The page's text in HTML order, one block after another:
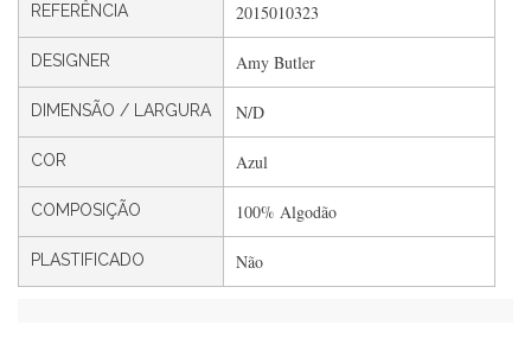
REFERÊNCIA 2015010323
DESIGNER Amy Butler
DIMENSÃO / LARGURA N/D
COR Azul
COMPOSIÇÃO 100% Algodão
PLASTIFICADO Não
Gostei ,Serviço bastante rápido. recomendo
Filipa Freire
Rápido, atendimento 5*. Hoje chegará a segunda encomenda
feita de muitas certamente❤️